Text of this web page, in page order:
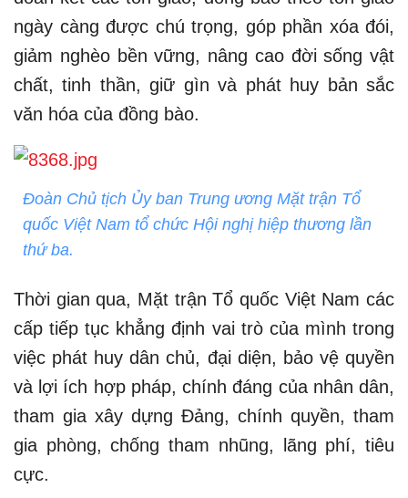
ngày càng được chú trọng, góp phần xóa đói,
giảm nghèo bền vững, nâng cao đời sống vật
chất, tinh thần, giữ gìn và phát huy bản sắc
văn hóa của đồng bào.
Đoàn Chủ tịch Ủy ban Trung ương Mặt trận Tổ
quốc Việt Nam tổ chức Hội nghị hiệp thương lần
thứ ba.
Thời gian qua, Mặt trận Tổ quốc Việt Nam các
cấp tiếp tục khẳng định vai trò của mình trong
việc phát huy dân chủ, đại diện, bảo vệ quyền
và lợi ích hợp pháp, chính đáng của nhân dân,
tham gia xây dựng Đảng, chính quyền, tham
gia phòng, chống tham nhũng, lãng phí, tiêu
cực.